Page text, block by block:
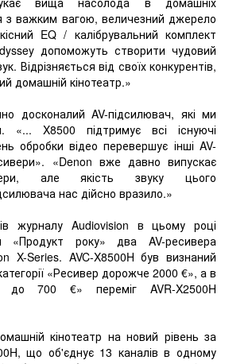
з важким вагою, величезний джерело
EQ / калібрувальний комплект
допоможуть створити чудовий
Відрізняється від своїх конкурентів,
домашній кінотеатр.»
досконалий AV-підсилювач, які ми
«... X8500 підтримує всі існуючі
обробки відео перевершує інші AV-
«Denon вже давно випускає
але якість звуку цього
нас дійсно вразило.»
журналу Audiovision в цьому році
«Продукт року» два AV-ресивера
X-Series. AVC-X8500H був визнаний
«Ресивер дорожче 2000 €», а в
до 700 €» переміг AVR-X2500H
кінотеатр на новий рівень за
що об'єднує 13 каналів в одному